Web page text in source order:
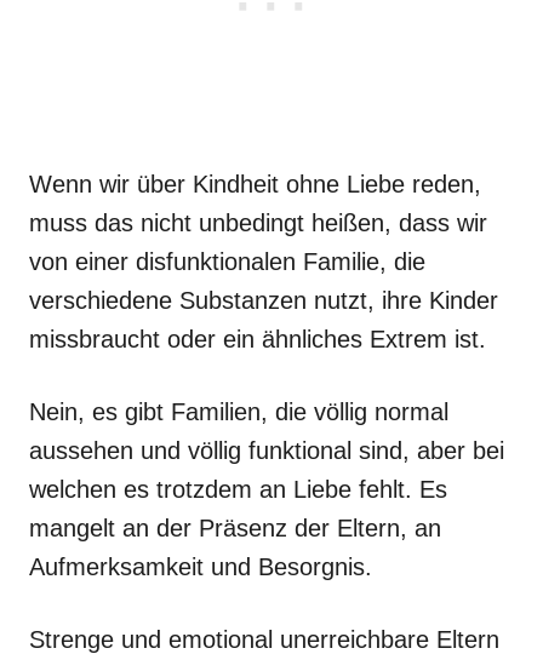
Wenn wir über Kindheit ohne Liebe reden,
muss das nicht unbedingt heißen, dass wir
von einer disfunktionalen Familie, die
verschiedene Substanzen nutzt, ihre Kinder
missbraucht oder ein ähnliches Extrem ist.
Nein, es gibt Familien, die völlig normal
aussehen und völlig funktional sind, aber bei
welchen es trotzdem an Liebe fehlt. Es
mangelt an der Präsenz der Eltern, an
Aufmerksamkeit und Besorgnis.
Strenge und emotional unerreichbare Eltern